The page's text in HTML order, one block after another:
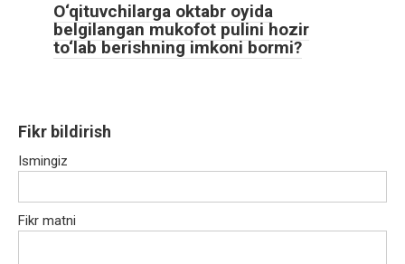
O‘qituvchilarga oktabr oyida
belgilangan mukofot pulini hozir
to‘lab berishning imkoni bormi?
Fikr bildirish
Ismingiz
Fikr matni